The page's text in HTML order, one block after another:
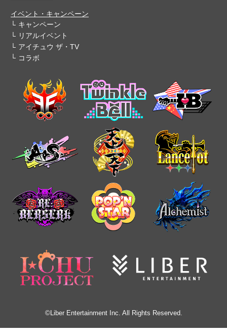
イベント・キャンペーン
キャンペーン
リアルイベント
アイチュウ ザ・TV
コラボ
©Liber Entertainment Inc. All Rights Reserved.